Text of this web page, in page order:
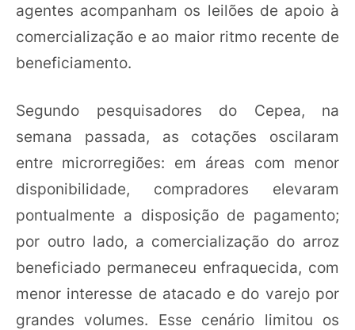
agentes acompanham os leilões de apoio à
comercialização e ao maior ritmo recente de
beneficiamento.
Segundo pesquisadores do Cepea, na
semana passada, as cotações oscilaram
entre microrregiões: em áreas com menor
disponibilidade, compradores elevaram
pontualmente a disposição de pagamento;
por outro lado, a comercialização do arroz
beneficiado permaneceu enfraquecida, com
menor interesse de atacado e do varejo por
grandes volumes. Esse cenário limitou os